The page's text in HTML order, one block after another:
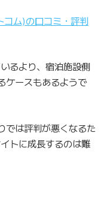
ム)の口コミ・評判
るより、宿泊施設側
ケースもあるようで
では評判が悪くなるた
トに成長するのは難